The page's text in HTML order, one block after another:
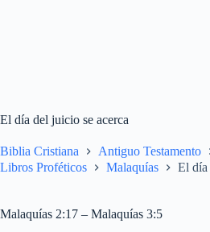
El día del juicio se acerca
Biblia Cristiana
Antiguo Testamento
Libros Proféticos
Malaquías El día
Malaquías 2:17 – Malaquías 3:5